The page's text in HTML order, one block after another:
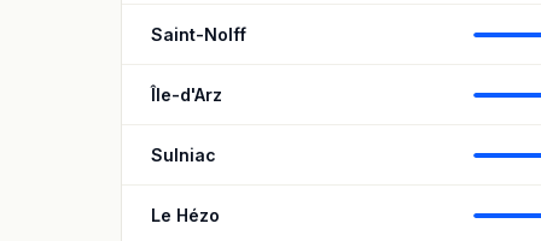
Saint-Nolff
Île-d'Arz
Sulniac
Le Hézo